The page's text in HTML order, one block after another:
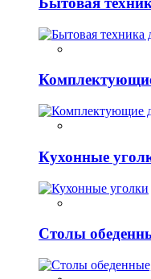
Кухонные
Столы